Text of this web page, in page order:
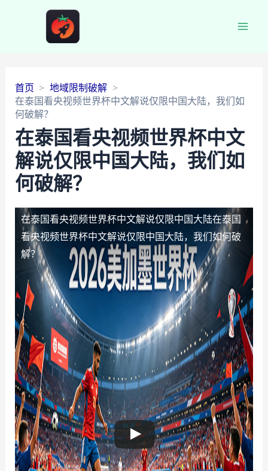
首页
地域限制破解
在泰国看央视频世界杯中文解说仅限中国大陆，我们如
何破解？
在泰国看央视频世界杯中文
解说仅限中国大陆，我们如
何破解？
在泰国看央视频世界杯中文解说仅限中国大陆在泰国
看央视频世界杯中文解说仅限中国大陆，我们如何破
解？